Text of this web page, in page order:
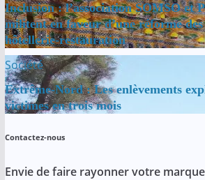
Inclusion : l’association SOMSO et
militent en faveur d’une réforme
hôtellerie-restauration
Société
Extrême-Nord : Les enlèvements
victimes en trois mois
Contactez-nous
Envie de faire rayonner votre